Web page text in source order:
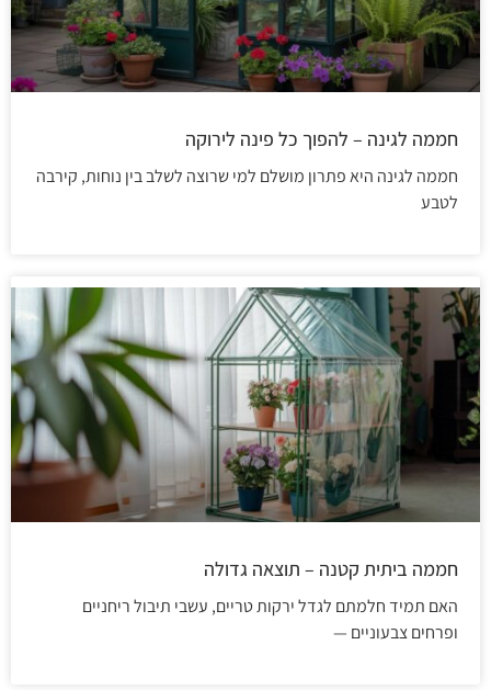
חממה לגינה – להפוך כל פינה לירוקה
חממה לגינה היא פתרון מושלם למי שרוצה לשלב בין נוחות, קירבה
לטבע
חממה ביתית קטנה – תוצאה גדולה
האם תמיד חלמתם לגדל ירקות טריים, עשבי תיבול ריחניים
ופרחים צבעוניים —